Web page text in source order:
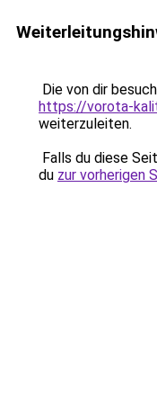
Die von dir
https://vorota-
weiterzuleiten.
Falls du diese
du zur vorherigen